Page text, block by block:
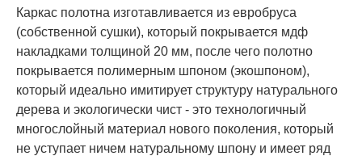
Каркас полотна изготавливается из евробруса
(собственной сушки), который покрывается мдф
накладками толщиной 20 мм, после чего полотно
покрывается полимерным шпоном (экошпоном),
который идеально имитирует структуру натурального
дерева и экологически чист - это технологичный
многослойный материал нового поколения, который
не уступает ничем натуральному шпону и имеет ряд